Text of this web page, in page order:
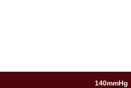
140mmHg